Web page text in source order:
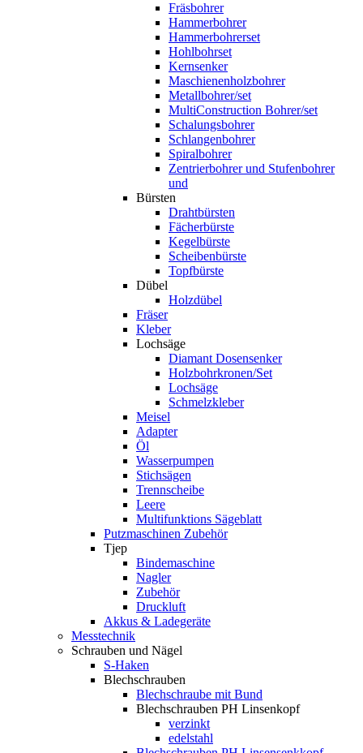
Fräsbohrer
Hammerbohrer
Hammerbohrerset
Hohlbohrset
Kernsenker
Maschienenholzbohrer
Metallbohrer/set
MultiConstruction Bohrer/set
Schalungsbohrer
Schlangenbohrer
Spiralbohrer
Zentrierbohrer und Stufenbohrer
und
Bürsten
Drahtbürsten
Fächerbürste
Kegelbürste
Scheibenbürste
Topfbürste
Dübel
Holzdübel
Fräser
Kleber
Lochsäge
Diamant Dosensenker
Holzbohrkronen/Set
Lochsäge
Schmelzkleber
Meisel
Adapter
Öl
Wasserpumpen
Stichsägen
Trennscheibe
Leere
Multifunktions Sägeblatt
Putzmaschinen Zubehör
Tjep
Bindemaschine
Nagler
Zubehör
Druckluft
Akkus & Ladegeräte
Messtechnik
Schrauben und Nägel
S-Haken
Blechschrauben
Blechschraube mit Bund
Blechschrauben PH Linsenkopf
verzinkt
edelstahl